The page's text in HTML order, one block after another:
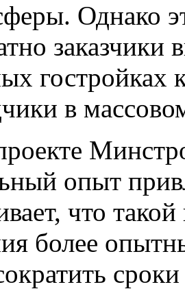
Однако
заказчики
гостройках
в
опыт
что
более